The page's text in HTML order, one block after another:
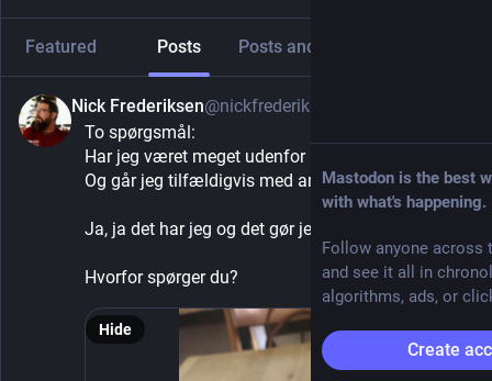
Featured Posts Posts and replies
Nick Frederiksen@nickfrederiksen
To spørgsmål:
Har jeg været meget udenfor på det seneste?
Og går jeg tilfældigvis med armbåndsur?
Ja, ja det har jeg og det gør jeg.
Hvorfor spørger du?
Hide
Mastodon is the best
with what's happening.
Follow anyone across
and see it all in
algorithms, ads, or
Create